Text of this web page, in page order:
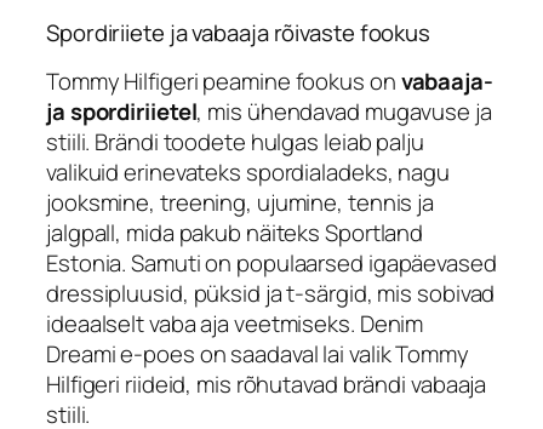
Spordiriiete ja vabaaja rõivaste fookus
Tommy Hilfigeri peamine fookus onvabaaja-
ja spordiriietel, mis ühendavad mugavuse ja
stiili. Brändi toodete hulgas leiab palju
valikuid erinevateks spordialadeks, nagu
jooksmine, treening, ujumine, tennis ja
jalgpall, mida pakub näiteks Sportland
Estonia. Samuti on populaarsed igapäevased
dressipluusid, püksid ja t-särgid, mis sobivad
ideaalselt vaba aja veetmiseks. Denim
Dreami e-poes on saadaval lai valik Tommy
Hilfigeri riideid, mis rõhutavad brändi vabaaja
stiili.